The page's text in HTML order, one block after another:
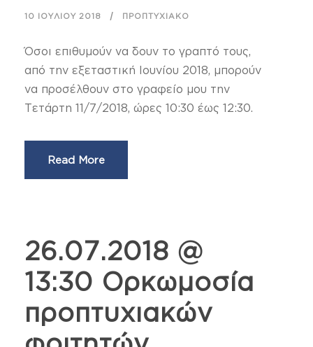
10 ΙΟΥΛΊΟΥ 2018 ΠΡΟΠΤΥΧΙΑΚΌ
Όσοι επιθυμούν να δουν το γραπτό τους,
από την εξεταστική Ιουνίου 2018, μπορούν
να προσέλθουν στο γραφείο μου την
Τετάρτη 11/7/2018, ώρες 10:30 έως 12:30.
Read More
26.07.2018 @
13:30 Ορκωμοσία
προπτυχιακών